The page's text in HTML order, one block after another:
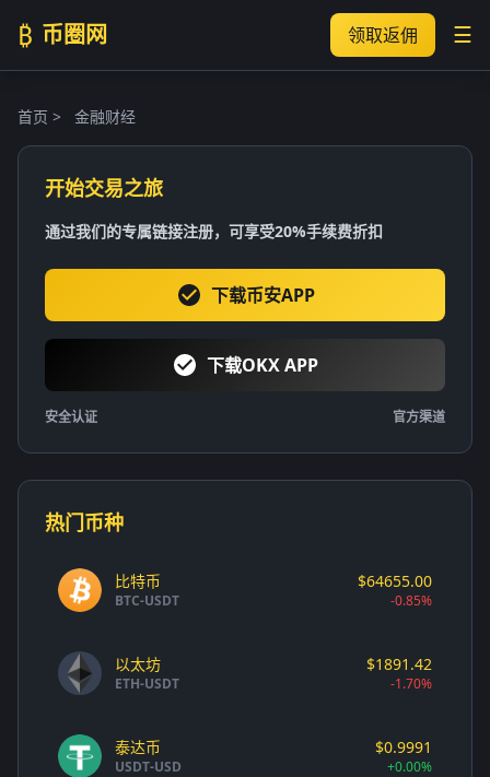
₿ 币圈网 领取返佣 ☰
首页 > 金融财经
开始交易之旅
通过我们的专属链接注册，可享受20%手续费折扣
下载币安APP
下载OKX APP
安全认证 官方渠道
热门币种
比特币
BTC-USDT
$64655.00
-0.85%
以太坊
ETH-USDT
$1891.42
-1.70%
泰达币
USDT-USD
$0.9991
+0.00%